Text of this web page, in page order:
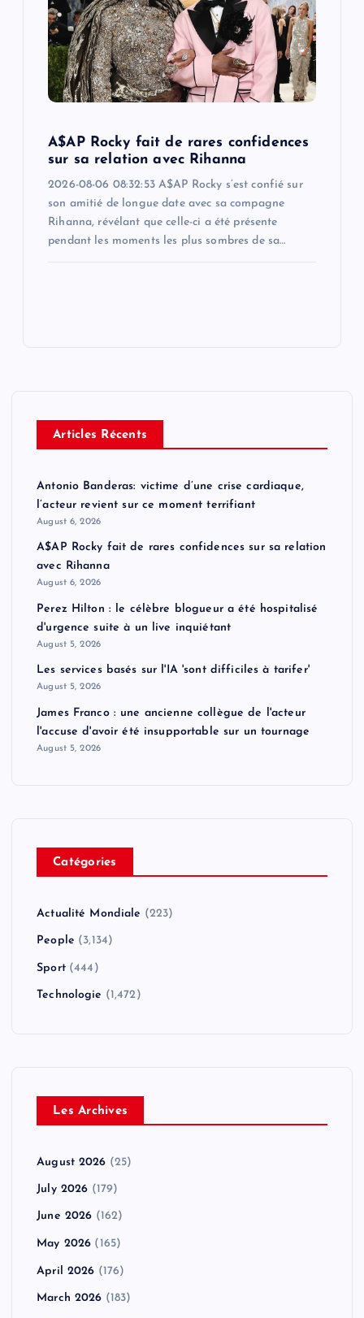
A$AP Rocky fait de rares confidences
sur sa relation avec Rihanna
2026-08-06 08:32:53 A$AP Rocky s’est confié sur
son amitié de longue date avec sa compagne
Rihanna, révélant que celle-ci a été présente
pendant les moments les plus sombres de sa…
Articles Récents
Antonio Banderas: victime d’une crise cardiaque,
l’acteur revient sur ce moment terrifiant
August 6, 2026
A$AP Rocky fait de rares confidences sur sa relation
avec Rihanna
August 6, 2026
Perez Hilton : le célèbre blogueur a été hospitalisé
d'urgence suite à un live inquiétant
August 5, 2026
Les services basés sur l'IA 'sont difficiles à tarifer'
August 5, 2026
James Franco : une ancienne collègue de l'acteur
l'accuse d'avoir été insupportable sur un tournage
August 5, 2026
Catégories
Actualité Mondiale (223)
People (3,134)
Sport(444)
Technologie (1,472)
Les Archives
August 2026 (25)
July 2026 (179)
June 2026 (162)
May 2026 (165)
April 2026 (176)
March 2026 (183)